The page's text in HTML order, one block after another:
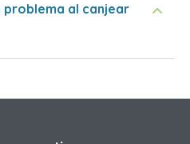
problema al canjear